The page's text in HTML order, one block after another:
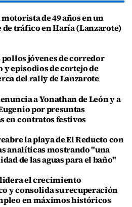
de 49 años en un
de tráfico en Haría (Lanzarote)
pollos jóvenes de corredor
y episodios de cortejo de
del rally de Lanzarote
a Yonathan de León y a
por presuntas
en contratos festivos
la playa de El Reducto con
analíticas mostrando "una
de las aguas para el baño"
el crecimiento
y consolida su recuperación
en máximos históricos